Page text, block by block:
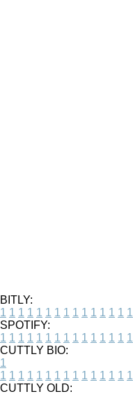
BITLY:
1 1 1 1 1 1 1 1 1 1 1 1 1 1 1
SPOTIFY:
1 1 1 1 1 1 1 1 1 1 1 1 1 1 1
CUTTLY BIO:
1
1 1 1 1 1 1 1 1 1 1 1 1 1 1 1
CUTTLY OLD: